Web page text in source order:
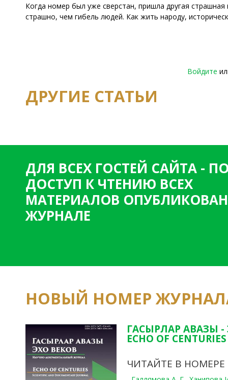
Когда номер был уже сверстан, пришла другая
страшно, чем гибель людей. Как жить народу,
Войдите
ДРУГИЕ СТАТЬИ
ДЛЯ ВСЕХ ГОСТЕЙ САЙТА -
ДОСТУП К ЧТЕНИЮ ВСЕХ
МАТЕРИАЛОВ
ЖУРНАЛЕ
НОВЫЙ НОМЕР
ГАСЫРЛАР АВАЗЫ -
ECHO OF
ЧИТАЙТЕ В НОМЕРЕ